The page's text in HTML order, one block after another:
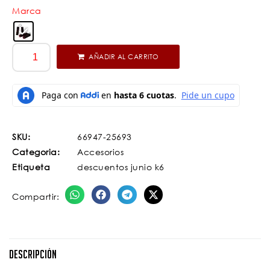
Marca
AÑADIR AL CARRITO
SKU:
66947-25693
Categoria:
Accesorios
Etiqueta
descuentos junio k6
Compartir:
Descripción